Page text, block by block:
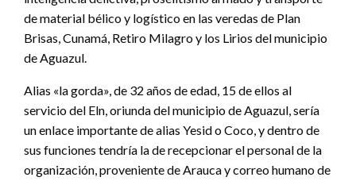
de material bélico y logístico en las veredas de Plan
Brisas, Cunamá, Retiro Milagro y los Lirios del municipio
de Aguazul.
Alias «la gorda», de 32 años de edad, 15 de ellos al
servicio del Eln, oriunda del municipio de Aguazul, sería
un enlace importante de alias Yesid o Coco, y dentro de
sus funciones tendría la de recepcionar el personal de la
organización, proveniente de Arauca y correo humano de